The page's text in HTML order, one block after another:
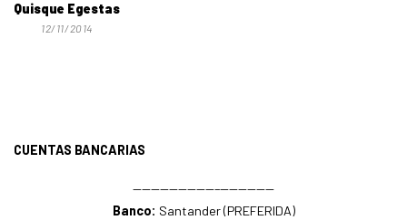
Quisque Egestas
12/11/2014
CUENTAS BANCARIAS
—————————–——————
Banco: Santander (PREFERIDA)